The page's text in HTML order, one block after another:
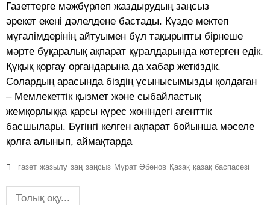
Газеттерге мәжбүрлеп жаздырудың заңсыз
әрекет екені дәлелдене бастады. Күзде мектеп
мұғалімдерінің айтуымен бұл тақырыпты бірнеше
мәрте бұқаралық ақпарат құралдарында көтерген едік.
Құқық қорғау органдарына да хабар жеткіздік.
Солардың арасында біздің ұсынысымызды қолдаған
– Мемлекеттік қызмет және сыбайластық
жемқорлыққа қарсы күрес жөніндегі агенттік
басшылары. Бүгінгі келген ақпарат бойынша мәселе
қолға алынып, аймақтарда
газет жазылу заң заңсыз Мұрат Әбенов Қазақ қазақ баспасөзі
Толық оқу...